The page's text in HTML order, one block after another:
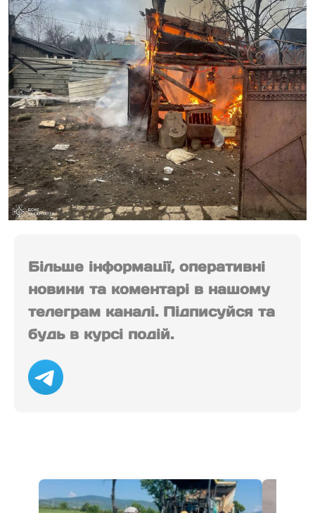
Більше інформації, оперативні
новини та коментарі в нашому
телеграм каналі. Підписуйся та
будь в курсі подій.